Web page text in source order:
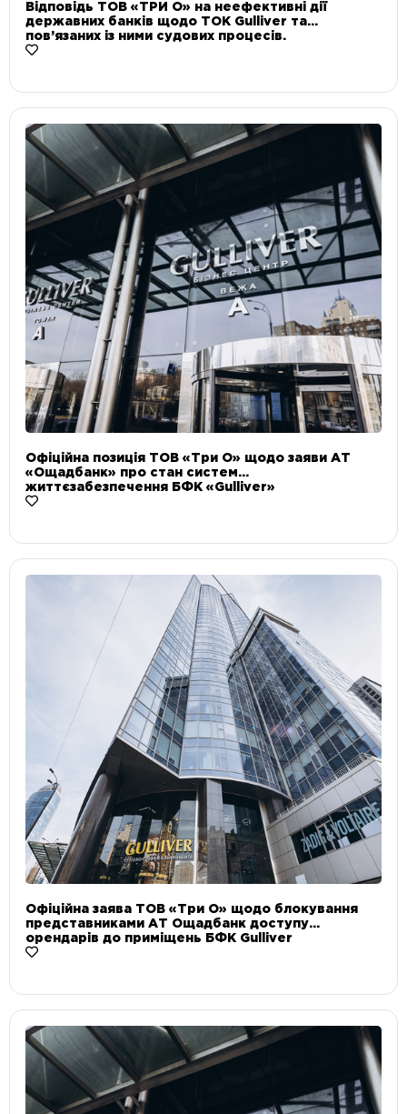
Відповідь ТОВ «ТРИ О» на неефективні дії
державних банків щодо ТОК Gulliver та
пов’язаних із ними судових процесів.
Офіційна позиція ТОВ «Три О» щодо заяви АТ
«Ощадбанк» про стан систем
життєзабезпечення БФК «Gulliver»
Офіційна заява ТОВ «Три О» щодо блокування
представниками АТ Ощадбанк доступу
орендарів до приміщень БФК Gulliver